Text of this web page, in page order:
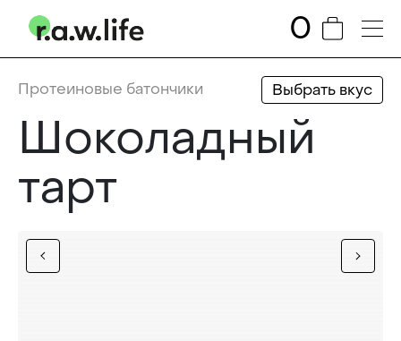
0
Протеиновые батончики Выбрать вкус
Шоколадный
тарт